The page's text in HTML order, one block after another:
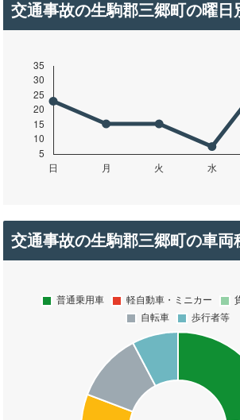
交通事故の生駒郡三郷町の曜日
交通事故の生駒郡三郷町の車両